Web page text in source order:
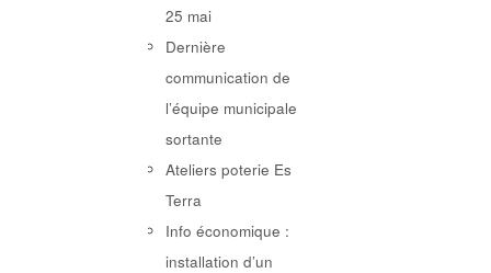
25 mai
Dernière
communication de
l’équipe municipale
sortante
Ateliers poterie Es
Terra
Info économique :
installation d’un